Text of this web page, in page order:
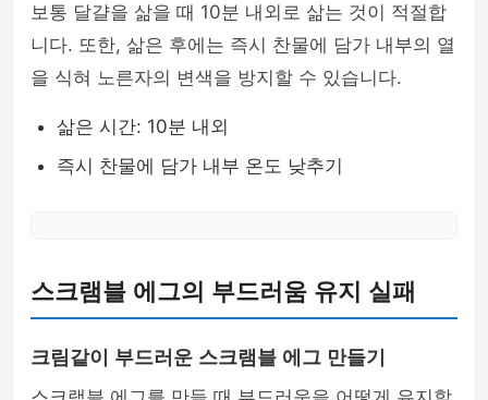
보통 달걀을 삶을 때 10분 내외로 삶는 것이 적절합
니다. 또한, 삶은 후에는 즉시 찬물에 담가 내부의 열
을 식혀 노른자의 변색을 방지할 수 있습니다.
삶은 시간: 10분 내외
즉시 찬물에 담가 내부 온도 낮추기
스크램블 에그의 부드러움 유지 실패
크림같이 부드러운 스크램블 에그 만들기